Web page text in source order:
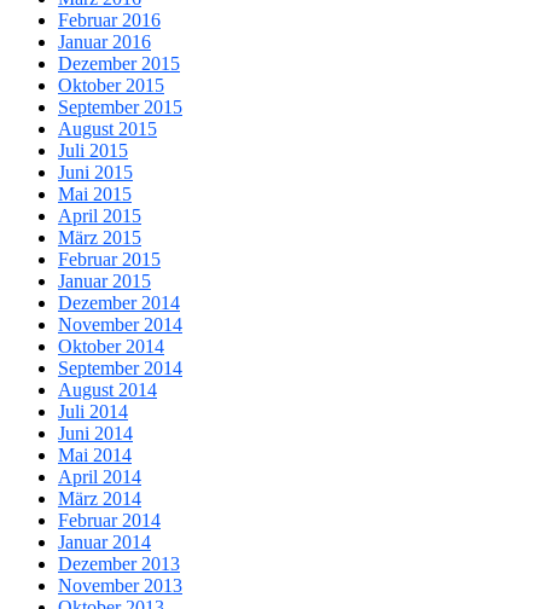
Februar 2016
Januar 2016
Dezember 2015
Oktober 2015
September 2015
August 2015
Juli 2015
Juni 2015
Mai 2015
April 2015
März 2015
Februar 2015
Januar 2015
Dezember 2014
November 2014
Oktober 2014
September 2014
August 2014
Juli 2014
Juni 2014
Mai 2014
April 2014
März 2014
Februar 2014
Januar 2014
Dezember 2013
November 2013